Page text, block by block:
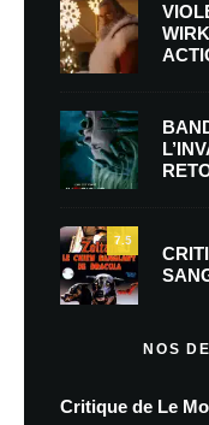
7.5
NOS
Critique de Le